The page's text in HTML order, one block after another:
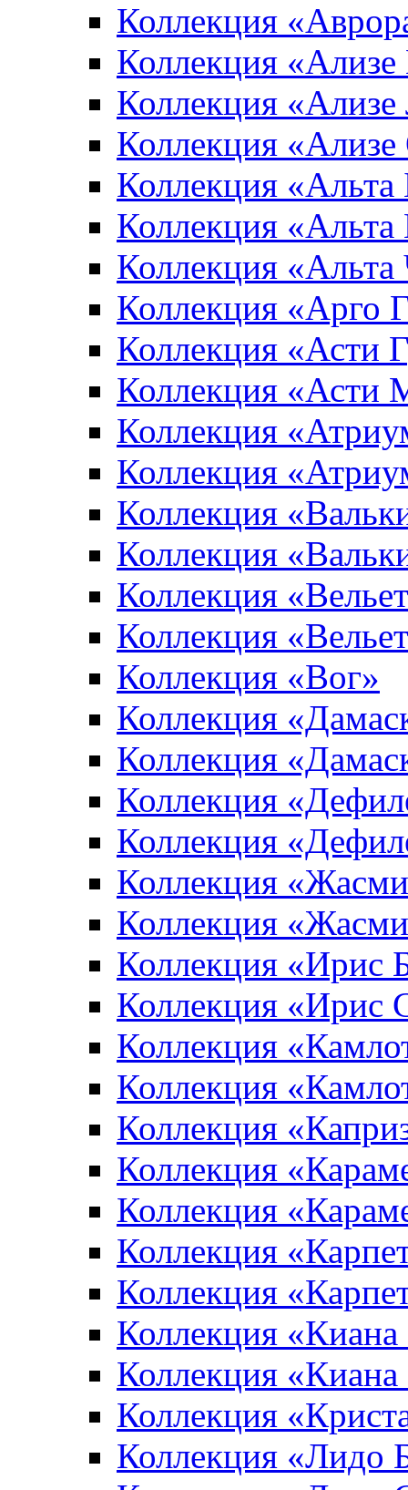
Коллекция
Коллекция
Коллекция
Коллекция
Коллекция «Альта
Коллекция
Коллекция «Альта
Коллекция «Арго
Коллекция «Асти
Коллекция «Асти
Коллекция
Коллекция
Коллекция
Коллекция
Коллекция
Коллекция
Коллекция «Вог»
Коллекция
Коллекция
Коллекция
Коллекция
Коллекция
Коллекция
Коллекция «Ирис
Коллекция «Ирис
Коллекция
Коллекция
Коллекция
Коллекция
Коллекция
Коллекция
Коллекция
Коллекция
Коллекция
Коллекция
Коллекция «Лидо